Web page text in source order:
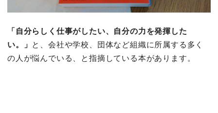
「自分らしく仕事がしたい、自分の力を発揮した
い。」 と、会社や学校、団体など組織に所属する多く
の人が悩んでいる、と指摘している本があります。